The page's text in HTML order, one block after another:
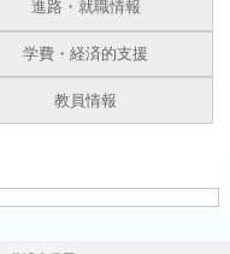
進路・就職情報
学費・経済的支援
教員情報